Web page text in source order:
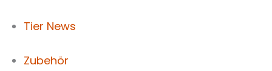
Tier News
Zubehör